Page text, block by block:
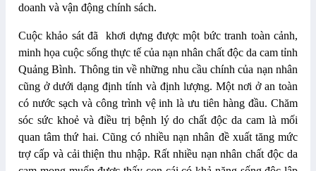
doanh và vận động chính sách.
Cuộc khảo sát đã khơi dựng được một bức tranh toàn cảnh,
minh họa cuộc sống thực tế của nạn nhân chất độc da cam tỉnh
Quảng Bình. Thông tin về những nhu cầu chính của nạn nhân
cũng ở dưới dạng định tính và định lượng. Một nơi ở an toàn
có nước sạch và công trình vệ inh là ưu tiên hàng đầu. Chăm
sóc sức khoẻvà điều trị bệnh lý do chất độc da cam là mối
quan tâm thứ hai. Cũng có nhiều nạn nhân đề xuất tăng mức
trợ cấp và cải thiện thu nhập. Rất nhiều nạn nhân chất độc da